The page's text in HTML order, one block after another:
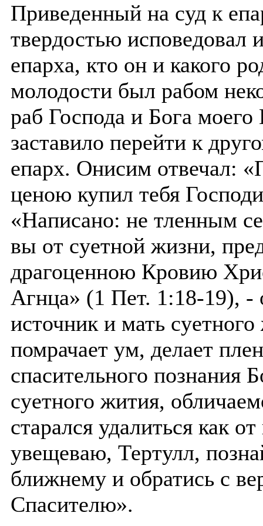
Приведенный на суд к
твердостью
епарха, кто он и какого
молодости был рабом
раб Господа и Бога
заставило перейти к
епарх. Онисим отвечал:
ценою купил тебя
«Написано: не тленным
вы от суетной жизни,
драгоценною Кровию
Агнца» (1 Пет. 1:18-19), -
источник и мать
помрачает ум, делает
спасительного познания
суетного жития,
старался удалиться как
увещеваю, Тертулл,
ближнему и обратись с
Спасителю».